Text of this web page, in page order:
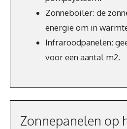
Zonneboiler: de
energie om in
Infraroodpanelen:
voor een aantal m2.
Zonnepanelen op